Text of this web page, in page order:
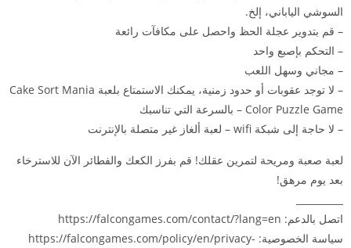
السوشي الياباني، إلخ.
– قم بتدوير عجلة الحظ واحصل على مكافآت رائعة
– التحكم بإصبع واحد
– مجاني وسهل اللعب
– لا توجد عقوبات أو حدود زمنية، يمكنك الاستمتاع بلعبة Cake Sort Mania
– Color Puzzle Game بالسرعة التي تناسبك
– لا حاجة إلى شبكة wifi – لعبة ألغاز غير متصلة بالإنترنت
لعبة صعبة ومريحة لتمرين عقلك! قم بفرز الكعك والفطائر الآن للاسترخاء
بعد يوم مرهق!
اتصل بالدعم: https://falcongames.com/contact/?lang=en
سياسة الخصوصية: https://falcongames.com/policy/en/privacy-